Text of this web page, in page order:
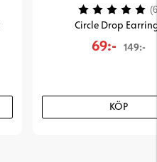
Circle Drop
69:- 149:-
KÖP
Betyg: